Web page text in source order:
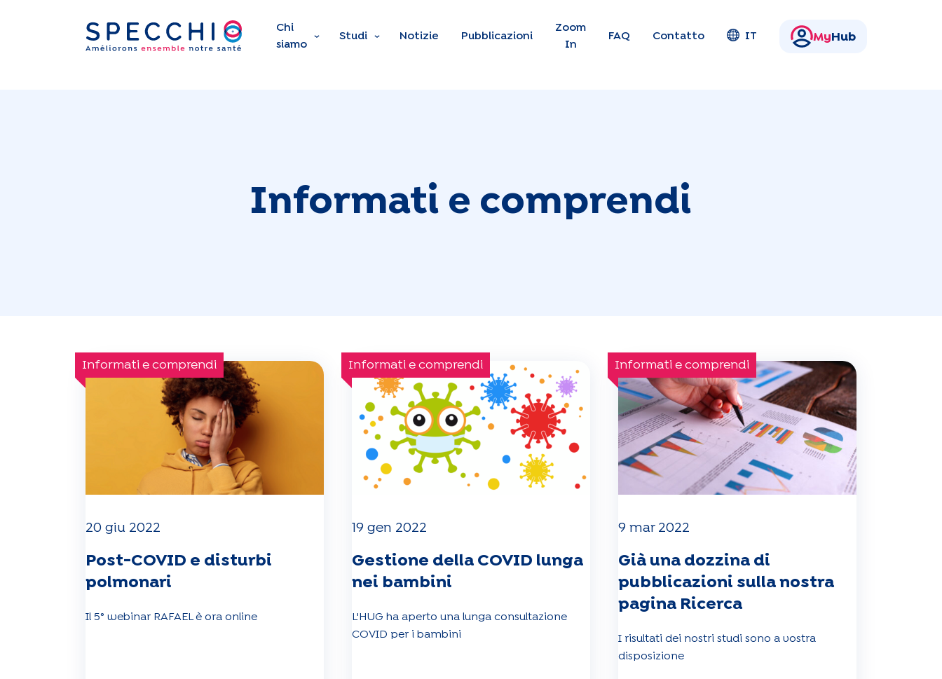
Skip to main content
Chi
siamo
Studi Notizie Pubblicazioni
Zoom
In
FAQ Contatto IT My Hub
Informati e comprendi
Informati e comprendi
20 giu 2022
Post-COVID e disturbi
polmonari
Il 5° webinar RAFAEL è ora online
Informati e comprendi
19 gen 2022
Gestione della COVID lunga
nei bambini
L'HUG ha aperto una lunga consultazione
COVID per i bambini
Informati e comprendi
9 mar 2022
Già una dozzina di
pubblicazioni sulla nostra
pagina Ricerca
I risultati dei nostri studi sono a vostra
disposizione